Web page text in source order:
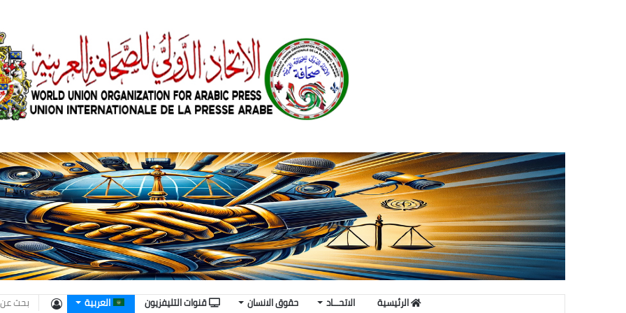
الرئيسية الاتحـــاد حقوق الانسان قنوات التليفزيون العربية
تسجيل